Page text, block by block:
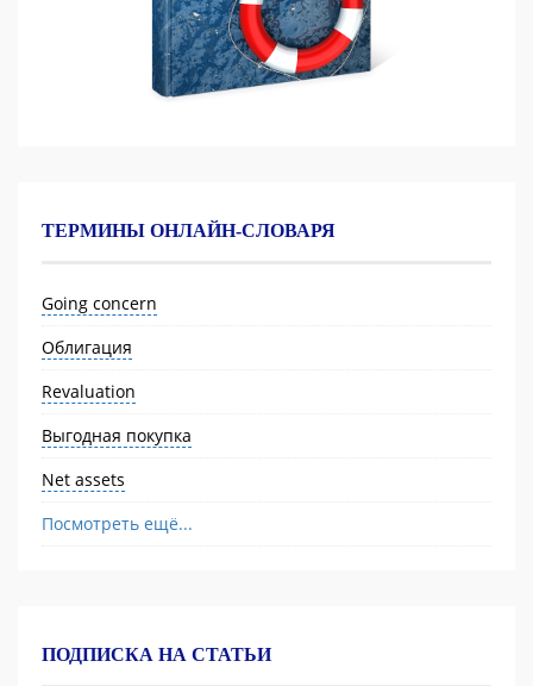
ТЕРМИНЫ ОНЛАЙН-СЛОВАРЯ
Going concern
Облигация
Revaluation
Выгодная покупка
Net assets
Посмотреть ещё...
ПОДПИСКА НА СТАТЬИ